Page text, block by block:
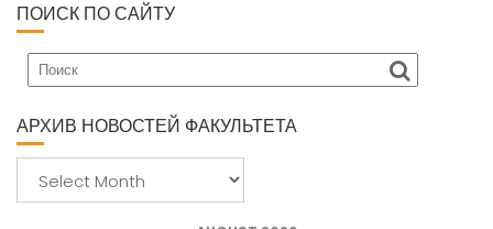
ПОИСК ПО САЙТУ
АРХИВ НОВОСТЕЙ ФАКУЛЬТЕТА